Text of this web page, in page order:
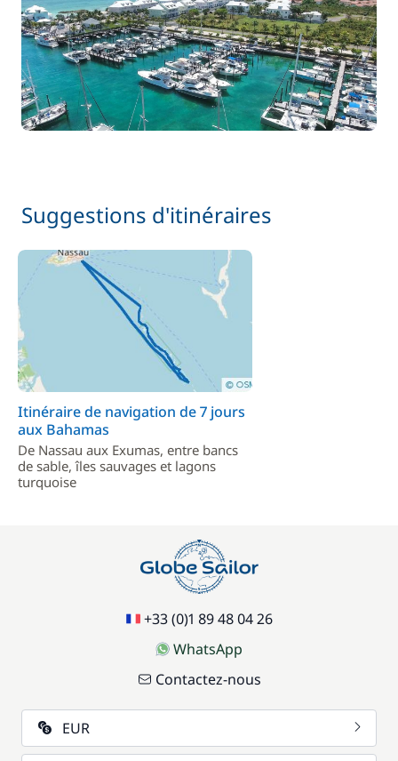
Rachat de Franchise 80,00 €
/ nuit
Skipper (repas non inclus)
À partir de
330,00 €
/ nuit
Suggestions d'itinéraires
Itinéraire de navigation de 7 jours
aux Bahamas
De Nassau aux Exumas, entre bancs
de sable, îles sauvages et lagons
turquoise
+33 (0)1 89 48 04 26
WhatsApp
Contactez-nous
EUR